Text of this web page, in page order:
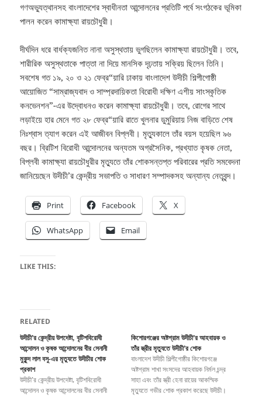
গণঅভ্যুত্থানসহ বাংলাদেশের স্বাধীনতা আন্দোলনের প্রতিটি পর্বে সংগঠকের ভূমিকা
পালন করেন কামাক্ষ্যা রায়চৌধুরী।
দীর্ঘদিন ধরে বার্ধক্যজনিত নানা অসুস্থতায় ভুগছিলেন কামাক্ষ্যা রায়চৌধুরী। তবে,
শারীরিক অসুস্থতাকে পাত্তা না দিয়ে মানসিক দৃঢ়তায় সক্রিয় ছিলেন তিনি।
সবশেষ গত ১৯, ২০ ও ২১ ফেব্র“য়ারি ঢাকায় বাংলাদেশ উদীচী শিল্পীগোষ্ঠী
আয়োজিত “সাম্রাজ্যবাদ ও সাম্প্রদায়িকতা বিরোধী দক্ষিণ এশীয় সাংস্কৃতিক
কনভেনশন”-এর উদ্বোধনও করেন কামাক্ষ্যা রায়চৌধুরী। তবে, রোগের সাথে
লড়াইয়ে হার মেনে গত ২৮ ফেব্র“য়ারি রাতে খুলনার ডুমুরিয়ায় নিজ বাড়িতে শেষ
নিঃশ্বাস ত্যাগ করেন এই আজীবন বিপ্লবী। মৃত্যুকালে তাঁর বয়স হয়েছিল ৯৬
বছর। ব্রিটিশ বিরোধী আন্দোলনের অন্যতম অগ্রসৈনিক, প্রখ্যাত কৃষক নেতা,
বিপ্লবী কামাক্ষ্যা রায়চৌধুরীর মৃত্যুতে তাঁর শোকসন্তপ্ত পরিবারের প্রতি সমবেদনা
জানিয়েছেন উদীচী’র কেন্দ্রীয় সভাপতি ও সাধারণ সম্পাদকসহ অন্যান্য নেতৃবৃন্দ।
Print Facebook X
WhatsApp Email
LIKE THIS:
RELATED
উদীচী’র কেন্দ্রীয় উপদেষ্টা, বৃটিশবিরোধী
আন্দোলন ও কৃষক আন্দোলনের বীর সেনানী
মুকুন্দ লাল বসু-এর মৃত্যুতে উদীচীর শোক
প্রকাশ
উদীচী’র কেন্দ্রীয় উপদেষ্টা, বৃটিশবিরোধী
আন্দোলন ও কৃষক আন্দোলনের বীর সেনানী
কিশোরগঞ্জের অষ্টগ্রাম উদীচী’র আহবায়ক ও
তাঁর স্ত্রীর মৃত্যুতে উদীচী’র শোক
বাংলাদেশ উদীচী শিল্পীগোষ্ঠীর কিশোরগঞ্জে
অষ্টগ্রাম শাখা সংসদের আহবায়ক নির্মল চন্দ্র
সাহা এবং তাঁর স্ত্রী হেনা রায়ের আকস্মিক
মৃত্যুতে গভীর শোক প্রকাশ করেছে উদীচী।